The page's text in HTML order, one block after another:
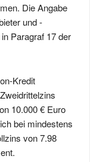
Die Angabe
und -
Paragraf 17 der
Kredit
10.000 € Euro
bei mindestens
von 7.98